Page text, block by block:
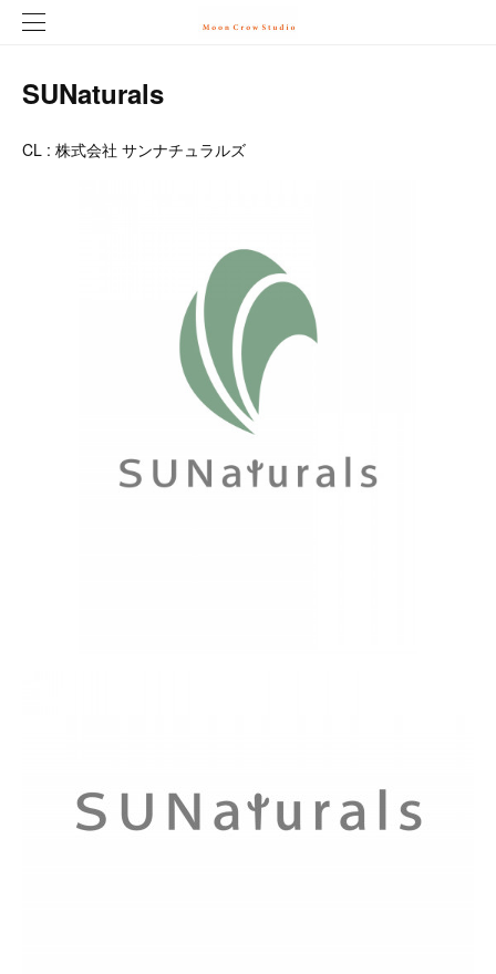
SUNaturals
CL : 株式会社 サンナチュラルズ